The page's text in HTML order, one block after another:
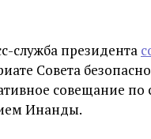
служба президента
Совета
совещание по
Инанды.